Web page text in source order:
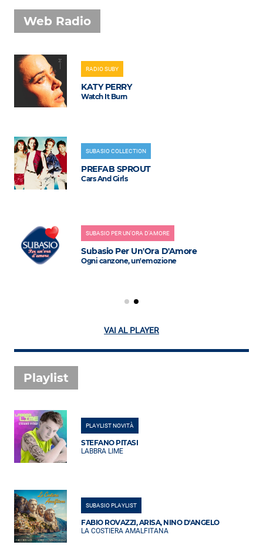
Oroscopo
Radio Subasio Music Club
Sanremo 2026
News
Musica
Attualità
Costume
Eventi
Web Radio
RADIO SUBY
KATY PERRY
Watch It Burn
SUBASIO COLLECTION
PREFAB SPROUT
Cars And Girls
SUBASIO PER UN'ORA D'AMORE
Subasio Per Un'Ora D'Amore
Ogni canzone, un'emozione
VAI AL PLAYER
Playlist
PLAYLIST NOVITÀ
STEFANO PITASI
LABBRA LIME
SUBASIO PLAYLIST
FABIO ROVAZZI, ARISA, NINO D'ANGELO
LA COSTIERA AMALFITANA